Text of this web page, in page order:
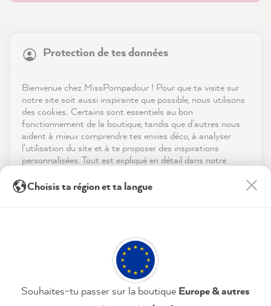
Boutique
Service
Contact
Télécharger l'appli
Les médias sociaux
Protection de tes données
Bienvenue chez MissPompadour ! Pour que ta visite sur
notre site soit aussi inspirante que possible, nous utilisons
des cookies.. Certains sont essentiels au bon
fonctionnement de la boutique, tandis que d'autres nous
aident à mieux comprendre tes envies déco, à analyser
l'utilisation du site et à te proposer des inspirations
personnalisées. Tout est expliqué en détail dans notre
En cliquant sur « Tout accepter », tu nous autorises à
peaufiner ton expérience avec nous. Pas d'inquiétude, tu
Politique de confidentialité
Mentions légales
Paramètres
reviews-io
Client vérifié
De belles couleurs, un excellent support...
Partager
Katharina H
Choisis ta région et ta langue
Souhaites-tu passer sur la boutique Europe & autres